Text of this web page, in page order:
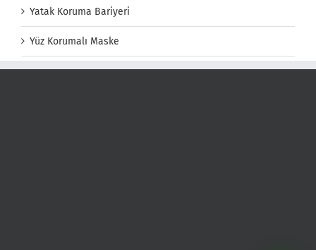
Yatak Koruma Bariyeri
Yüz Korumalı Maske